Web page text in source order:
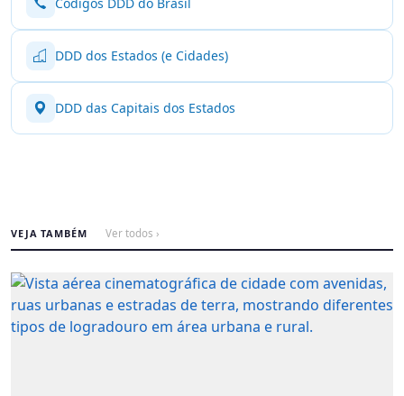
DDD dos Estados (e Cidades)
DDD das Capitais dos Estados
VEJA TAMBÉM Ver todos ›